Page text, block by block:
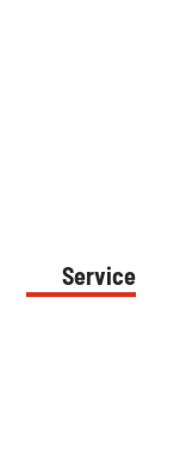
Service